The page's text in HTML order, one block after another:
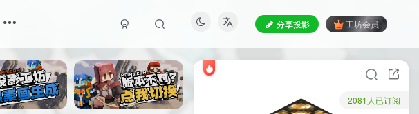
分享投影 工坊会员
2081人已订阅